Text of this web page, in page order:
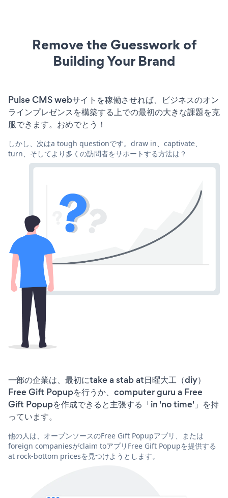
Remove the Guesswork of
Building Your Brand
Pulse CMS webサイトを稼働させれば、ビジネスのオン
ラインプレゼンスを構築する上での最初の大きな課題を克
服できます。おめでとう！
しかし、次はa tough questionです。draw in、captivate、
turn、そしてより多くの訪問者をサポートする方法は？
一部の企業は、最初にtake a stab at日曜大工（diy）
Free Gift Popupを行うか、computer guru a Free
Gift Popupを作成できると主張する「in 'no time'」を持
っています。
他の人は、オープンソースのFree Gift Popupアプリ、または
foreign companiesがclaim toアプリFree Gift Popupを提供する
at rock-bottom pricesを見つけようとします。